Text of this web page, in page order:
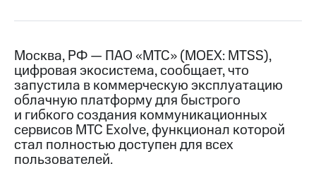
информация
Контакты
Медиа-центр
Пресс-
релизы
МТС
о технологиях
Москва, РФ — ПАО «МТС» (MOEX: MTSS),
цифровая экосистема, сообщает, что
запустила в коммерческую эксплуатацию
облачную платформу для быстрого
и гибкого создания коммуникационных
сервисов МТС Exolve, функционал которой
стал полностью доступен для всех
пользователей.